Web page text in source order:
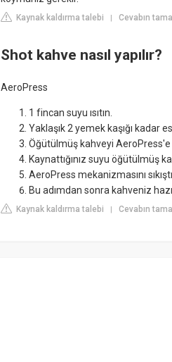
Kaynak kaldırma talebi | Cevabın
Shot kahve nasıl yapılır?
AeroPress
1 fincan suyu ısıtın.
Yaklaşık 2 yemek kaşığı kadar
Öğütülmüş kahveyi AeroPress'e
Kaynattığınız suyu öğütülmüş
AeroPress mekanizmasını
Bu adımdan sonra kahveniz
Kaynak kaldırma talebi | Cevabın